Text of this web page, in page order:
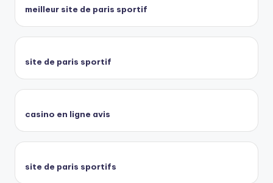
meilleur site de paris sportif
site de paris sportif
casino en ligne avis
site de paris sportifs